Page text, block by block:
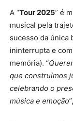
A “Tour 2025” é
musical pela
sucesso da única
ininterrupta e
memória). “
que construímos
celebrando o
música e emoção